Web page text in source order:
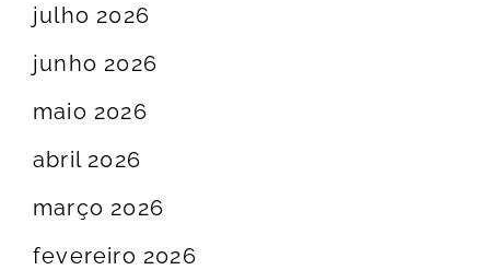
julho 2026
junho 2026
maio 2026
abril 2026
março 2026
fevereiro 2026